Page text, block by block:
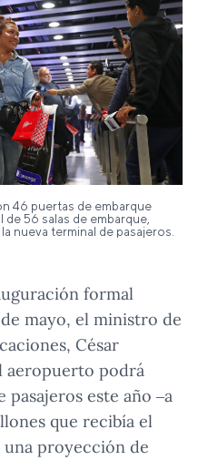
46 puertas de embarque
56 salas de embarque,
nueva terminal de pasajeros.
formal
mayo, el ministro de
César
aeropuerto podrá
este año –a
que recibía el
proyección de